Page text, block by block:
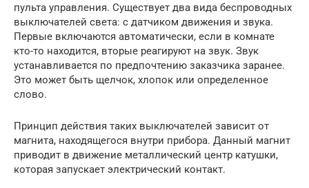
пульта управления. Существует два вида беспроводных
выключателей света: с датчиком движения и звука.
Первые включаются автоматически, если в комнате
кто-то находится, вторые реагируют на звук. Звук
устанавливается по предпочтению заказчика заранее.
Это может быть щелчок, хлопок или определенное
слово.
Принцип действия таких выключателей зависит от
магнита, находящегося внутри прибора. Данный магнит
приводит в движение металлический центр катушки,
которая запускает электрический контакт.